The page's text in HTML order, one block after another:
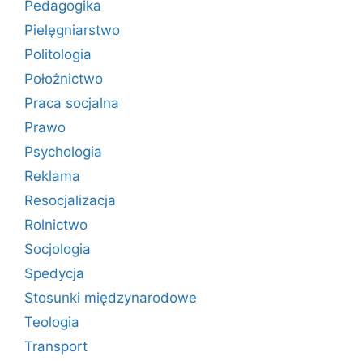
Pedagogika
Pielęgniarstwo
Politologia
Położnictwo
Praca socjalna
Prawo
Psychologia
Reklama
Resocjalizacja
Rolnictwo
Socjologia
Spedycja
Stosunki międzynarodowe
Teologia
Transport